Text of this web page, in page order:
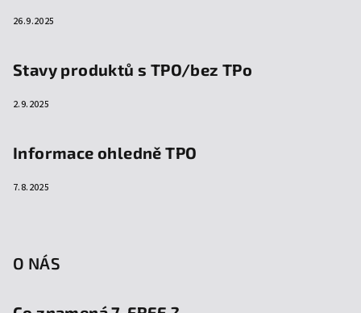
26.9.2025
Stavy produktů s TPO/bez TPo
2.9.2025
Informace ohledně TPO
7.8.2025
O NÁS